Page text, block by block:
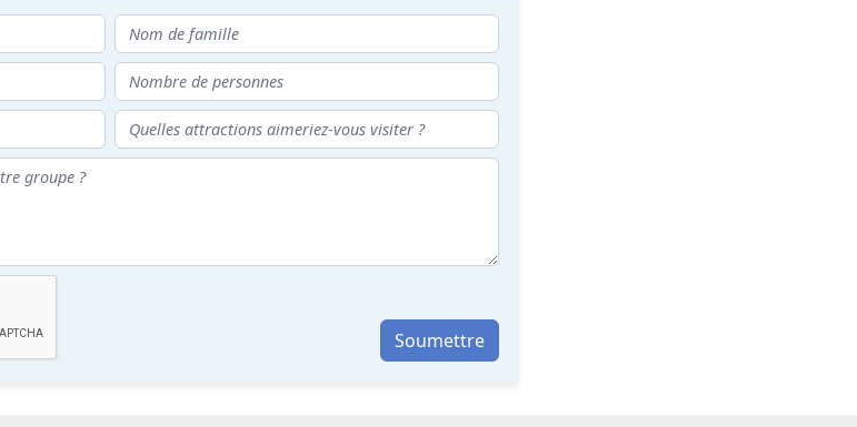
Soumettre